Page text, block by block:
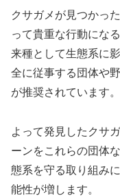
クサガメが見つかっ
って貴重な行動にな
来種として生態系に
全に従事する団体や
が推奨されています。
よって発見したクサ
ーンをこれらの団体
態系を守る取り組み
能性が増します。